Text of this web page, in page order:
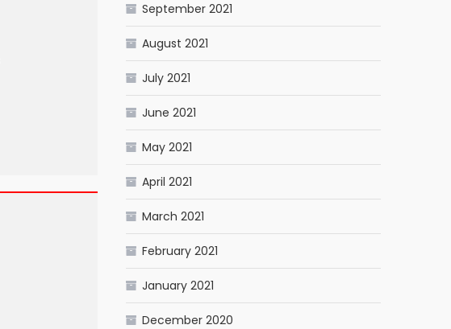
September 2021
August 2021
July 2021
June 2021
May 2021
April 2021
March 2021
February 2021
January 2021
December 2020